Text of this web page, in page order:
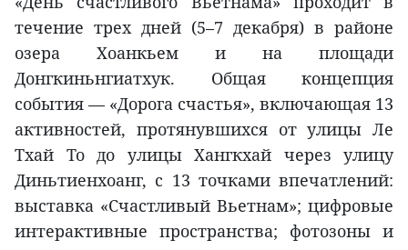
течение трех дней (5–7 декабря) в районе
озера Хоанкьем и на площади
Донгкиньнгиатхук. Общая концепция
события — «Дорога счастья», включающая 13
активностей, протянувшихся от улицы Ле
Тхай То до улицы Хангкхай через улицу
Диньтиенхоанг, с 13 точками впечатлений:
выставка «Счастливый Вьетнам»; цифровые
интерактивные пространства; фотозоны и